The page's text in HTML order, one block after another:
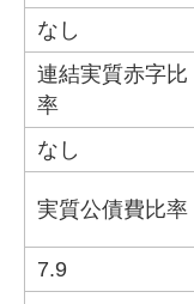
なし
連結実質赤字比
率
なし
実質公債費比率
7.9